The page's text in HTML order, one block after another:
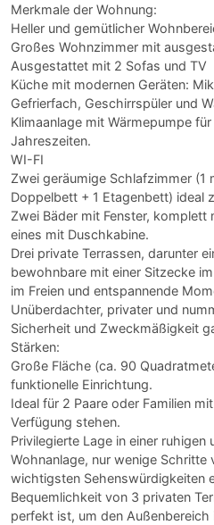
Merkmale der Wohnung:
Heller und gemütlicher
Großes Wohnzimmer mit
Ausgestattet mit 2 Sofas und TV
Küche mit modernen Geräten:
Gefrierfach, Geschirrspüler und
Klimaanlage mit Wärmepumpe
Jahreszeiten.
WI-FI
Zwei geräumige Schlafzimmer (1
Doppelbett + 1 Etagenbett) ideal
Zwei Bäder mit Fenster, komplett
eines mit Duschkabine.
Drei private Terrassen, darunter
bewohnbare mit einer Sitzecke
im Freien und entspannende
Unüberdachter, privater und
Sicherheit und Zweckmäßigkeit
Stärken:
Große Fläche (ca. 90
funktionelle Einrichtung.
Ideal für 2 Paare oder Familien
Verfügung stehen.
Privilegierte Lage in einer
Wohnanlage, nur wenige Schritte
wichtigsten Sehenswürdigkeiten
Bequemlichkeit von 3 privaten
perfekt ist, um den